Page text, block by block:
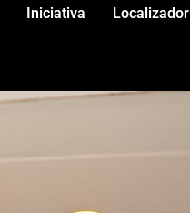
Iniciativa Localizador